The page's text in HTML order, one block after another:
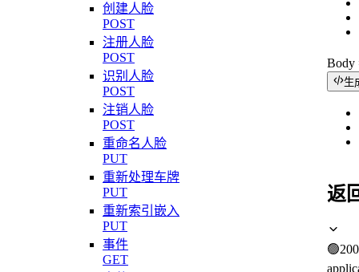
创建人脸
POST
注册人脸
POST
识别人脸
POST
注销人脸
POST
重命名人脸
PUT
重新处理车牌
PUT
重新索引嵌入
PUT
事件
GET
Body
生
返
🟢200